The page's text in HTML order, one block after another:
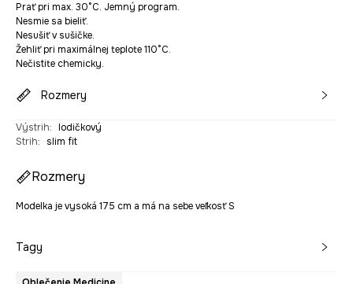
Prať pri max. 30°C. Jemný program.
Nesmie sa bieliť.
Nesušiť v sušičke.
Žehliť pri maximálnej teplote 110°C.
Nečistite chemicky.
Rozmery
Výstrih: lodičkový
Strih: slim fit
Rozmery
Modelka je vysoká 175 cm a má na sebe veľkosť S
Tagy